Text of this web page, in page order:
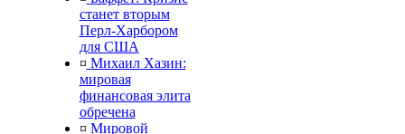
станет вторым
Перл-Харбором
для США
¤ Михаил Хазин:
мировая
финансовая элита
обречена
¤ Мировой